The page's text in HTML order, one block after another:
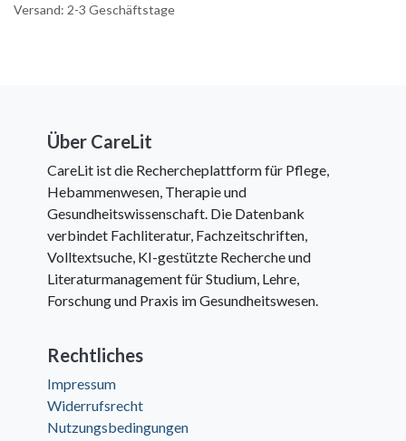
Versand: 2-3 Geschäftstage
Über CareLit
CareLit ist die Rechercheplattform für Pflege,
Hebammenwesen, Therapie und
Gesundheitswissenschaft. Die Datenbank
verbindet Fachliteratur, Fachzeitschriften,
Volltextsuche, KI-gestützte Recherche und
Literaturmanagement für Studium, Lehre,
Forschung und Praxis im Gesundheitswesen.
Rechtliches
Impressum
Widerrufsrecht
Nutzungsbedingungen